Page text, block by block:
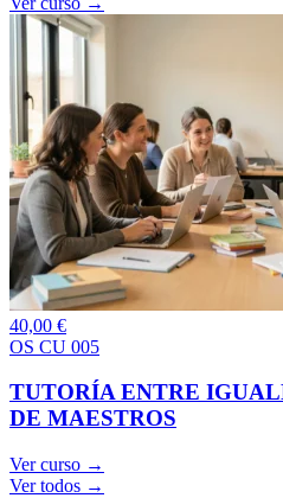
40,00 €
OS CU 005
TUTORÍA ENTRE
DE MAESTROS
Ver curso →
Ver todos →